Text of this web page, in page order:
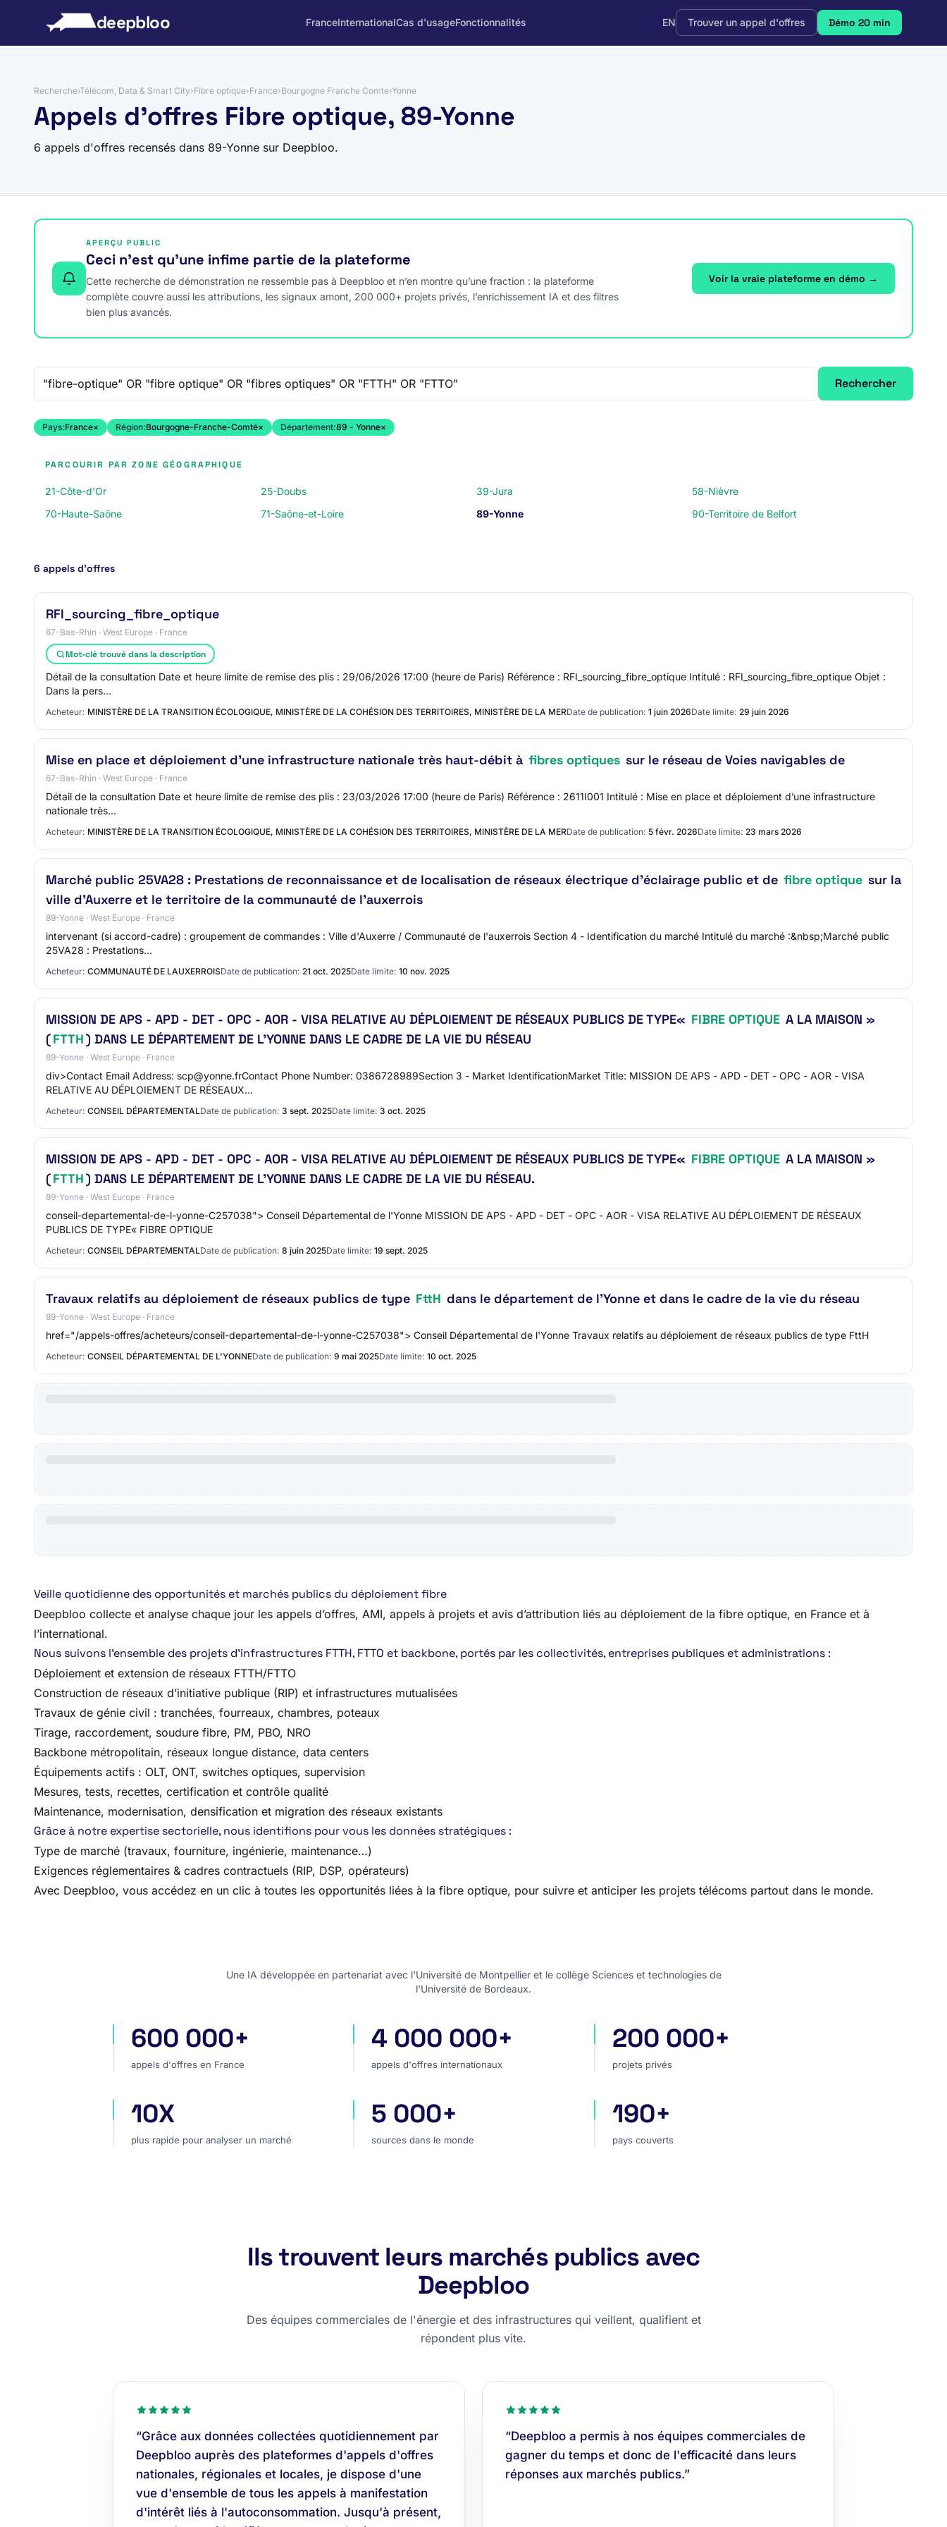
deepbloo FranceInternationalCas d'usageFonctionnalités EN Trouver un appel d'offres Démo 20 min
Recherche›Télécom, Data & Smart City›Fibre optique›France›Bourgogne Franche Comte›Yonne
Appels d'offres Fibre optique, 89-Yonne
6 appels d'offres recensés dans 89-Yonne sur Deepbloo.
APERÇU PUBLIC
Ceci n’est qu’une infime partie de la plateforme
Cette recherche de démonstration ne ressemble pas à Deepbloo et n’en montre qu’une fraction : la plateforme
complète couvre aussi les attributions, les signaux amont, 200 000+ projets privés, l’enrichissement IA et des filtres
bien plus avancés.
Voir la vraie plateforme en démo →
Rechercher
Pays:France× Région:Bourgogne-Franche-Comté× Département:89 - Yonne×
PARCOURIR PAR ZONE GÉOGRAPHIQUE
21-Côte-d'Or 25-Doubs 39-Jura
58-Nièvre
70-Haute-Saône
71-Saône-et-Loire 89-Yonne 90-Territoire de Belfort
6 appels d’offres
RFI_sourcing_fibre_optique
67-Bas-Rhin · West Europe · France
Mot-clé trouvé dans la description
Détail de la consultation Date et heure limite de remise des plis : 29/06/2026 17:00 (heure de Paris) Référence : RFI_sourcing_fibre_optique Intitulé : RFI_sourcing_fibre_optique Objet :
Dans la pers…
Acheteur: MINISTÈRE DE LA TRANSITION ÉCOLOGIQUE, MINISTÈRE DE LA COHÉSION DES TERRITOIRES, MINISTÈRE DE LA MERDate de publication: 1 juin 2026Date limite: 29 juin 2026
Mise en place et déploiement d’une infrastructure nationale très haut-débit à fibres optiques sur le réseau de Voies navigables de
67-Bas-Rhin · West Europe · France
Détail de la consultation Date et heure limite de remise des plis : 23/03/2026 17:00 (heure de Paris) Référence : 2611I001 Intitulé : Mise en place et déploiement d’une infrastructure
nationale très…
Acheteur: MINISTÈRE DE LA TRANSITION ÉCOLOGIQUE, MINISTÈRE DE LA COHÉSION DES TERRITOIRES, MINISTÈRE DE LA MERDate de publication: 5 févr. 2026Date limite: 23 mars 2026
Marché public 25VA28 : Prestations de reconnaissance et de localisation de réseaux électrique d’éclairage public et de fibre optique sur la
ville d’Auxerre et le territoire de la communauté de l’auxerrois
89-Yonne · West Europe · France
intervenant (si accord-cadre) : groupement de commandes : Ville d'Auxerre / Communauté de l'auxerrois Section 4 - Identification du marché Intitulé du marché :&nbsp;Marché public
25VA28 : Prestations…
Acheteur: COMMUNAUTÉ DE LAUXERROISDate de publication: 21 oct. 2025Date limite: 10 nov. 2025
MISSION DE APS - APD - DET - OPC - AOR - VISA RELATIVE AU DÉPLOIEMENT DE RÉSEAUX PUBLICS DE TYPE« FIBRE OPTIQUE A LA MAISON »
(FTTH) DANS LE DÉPARTEMENT DE L'YONNE DANS LE CADRE DE LA VIE DU RÉSEAU
89-Yonne · West Europe · France
div>Contact Email Address: scp@yonne.frContact Phone Number: 0386728989Section 3 - Market IdentificationMarket Title: MISSION DE APS - APD - DET - OPC - AOR - VISA
RELATIVE AU DÉPLOIEMENT DE RÉSEAUX…
Acheteur: CONSEIL DÉPARTEMENTALDate de publication: 3 sept. 2025Date limite: 3 oct. 2025
MISSION DE APS - APD - DET - OPC - AOR - VISA RELATIVE AU DÉPLOIEMENT DE RÉSEAUX PUBLICS DE TYPE« FIBRE OPTIQUE A LA MAISON »
(FTTH) DANS LE DÉPARTEMENT DE L'YONNE DANS LE CADRE DE LA VIE DU RÉSEAU.
89-Yonne · West Europe · France
conseil-departemental-de-l-yonne-C257038"> Conseil Départemental de l'Yonne MISSION DE APS - APD - DET - OPC - AOR - VISA RELATIVE AU DÉPLOIEMENT DE RÉSEAUX
PUBLICS DE TYPE« FIBRE OPTIQUE
Acheteur: CONSEIL DÉPARTEMENTALDate de publication: 8 juin 2025Date limite: 19 sept. 2025
Travaux relatifs au déploiement de réseaux publics de type FttH dans le département de l'Yonne et dans le cadre de la vie du réseau
89-Yonne · West Europe · France
href="/appels-offres/acheteurs/conseil-departemental-de-l-yonne-C257038"> Conseil Départemental de l'Yonne Travaux relatifs au déploiement de réseaux publics de type FttH
Acheteur: CONSEIL DÉPARTEMENTAL DE L'YONNEDate de publication: 9 mai 2025Date limite: 10 oct. 2025
Veille quotidienne des opportunités et marchés publics du déploiement fibre
Deepbloo collecte et analyse chaque jour les appels d’offres, AMI, appels à projets et avis d’attribution liés au déploiement de la fibre optique, en France et à
l’international.
Nous suivons l’ensemble des projets d’infrastructures FTTH, FTTO et backbone, portés par les collectivités, entreprises publiques et administrations :
Déploiement et extension de réseaux FTTH/FTTO
Construction de réseaux d’initiative publique (RIP) et infrastructures mutualisées
Travaux de génie civil : tranchées, fourreaux, chambres, poteaux
Tirage, raccordement, soudure fibre, PM, PBO, NRO
Backbone métropolitain, réseaux longue distance, data centers
Équipements actifs : OLT, ONT, switches optiques, supervision
Mesures, tests, recettes, certification et contrôle qualité
Maintenance, modernisation, densification et migration des réseaux existants
Grâce à notre expertise sectorielle, nous identifions pour vous les données stratégiques :
Type de marché (travaux, fourniture, ingénierie, maintenance…)
Exigences réglementaires & cadres contractuels (RIP, DSP, opérateurs)
Avec Deepbloo, vous accédez en un clic à toutes les opportunités liées à la fibre optique, pour suivre et anticiper les projets télécoms partout dans le monde.
Une IA développée en partenariat avec l'Université de Montpellier et le collège Sciences et technologies de
l'Université de Bordeaux.
appels d'offres en France
600 000+
appels d'offres en France
appels d'offres internationaux
4 000 000+
appels d'offres internationaux
projets privés
200 000+
projets privés
plus rapide pour analyser un marché
10X
plus rapide pour analyser un marché
sources dans le monde
5 000+
sources dans le monde
pays couverts
190+
pays couverts
Ils trouvent leurs marchés publics avec
Deepbloo
Des équipes commerciales de l'énergie et des infrastructures qui veillent, qualifient et
répondent plus vite.
“Grâce aux données collectées quotidiennement par
Deepbloo auprès des plateformes d'appels d'offres
nationales, régionales et locales, je dispose d'une
vue d'ensemble de tous les appels à manifestation
d'intérêt liés à l'autoconsommation. Jusqu'à présent,
“Deepbloo a permis à nos équipes commerciales de
gagner du temps et donc de l'efficacité dans leurs
réponses aux marchés publics.”